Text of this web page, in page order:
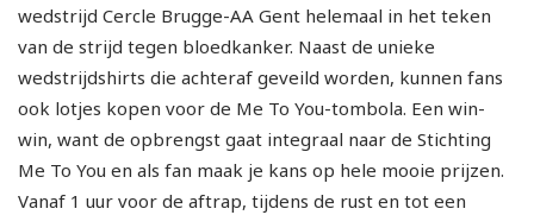
wedstrijd Cercle Brugge-AA Gent helemaal in het teken
van de strijd tegen bloedkanker. Naast de unieke
wedstrijdshirts die achteraf geveild worden, kunnen fans
ook lotjes kopen voor de Me To You-tombola. Een win-
win, want de opbrengst gaat integraal naar de Stichting
Me To You en als fan maak je kans op hele mooie prijzen.
Vanaf 1 uur voor de aftrap, tijdens de rust en tot een